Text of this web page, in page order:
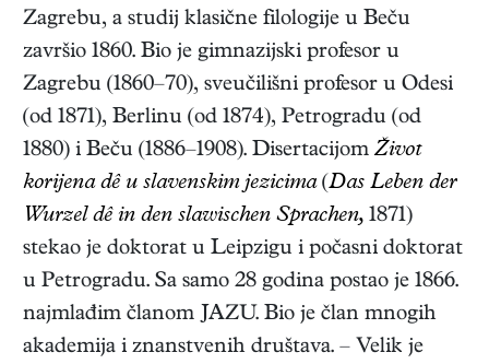
Zagrebu, a studij klasične filologije u Beču
završio 1860. Bio je gimnazijski profesor u
Zagrebu (1860–70), sveučilišni profesor u Odesi
(od 1871), Berlinu (od 1874), Petrogradu (od
1880) i Beču (1886–1908). DisertacijomŽivot
korijena dê u slavenskim jezicima(Das Leben der
Wurzel dê in den slawischen Sprachen, 1871)
stekao je doktorat u Leipzigu i počasni doktorat
u Petrogradu. Sa samo 28 godina postao je 1866.
najmlađim članom JAZU. Bio je član mnogih
akademija i znanstvenih društava. – Velik je